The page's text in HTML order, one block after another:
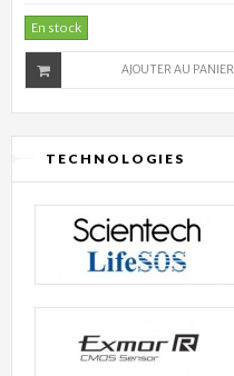
En stock
AJOUTER AU PANIER
TECHNOLOGIES